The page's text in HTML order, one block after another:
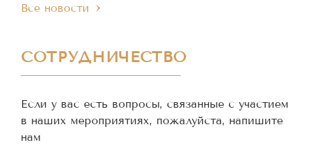
Все новости
СОТРУДНИЧЕСТВО
Если у вас есть вопросы, связанные с участием
в наших мероприятиях, пожалуйста, напишите
нам